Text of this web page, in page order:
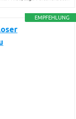
EMPFEHLUNG